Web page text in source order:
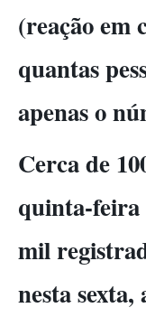
(reação em
quantas
apenas o
Cerca de
quinta-feira
mil
nesta